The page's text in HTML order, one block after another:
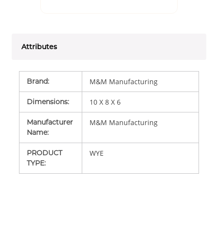
Attributes
Brand: M&M Manufacturing
Dimensions: 10 X 8 X 6
Manufacturer
Name:
M&M Manufacturing
PRODUCT
TYPE:
WYE